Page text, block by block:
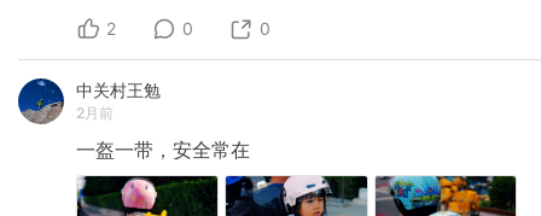
2 0 0
中关村王勉
2月前
一盔一带，安全常在